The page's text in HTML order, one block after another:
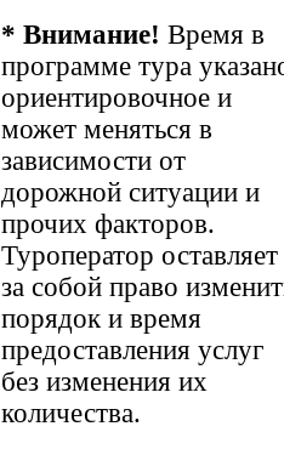
* Внимание! Время в
программе тура
ориентировочное и
может меняться в
зависимости от
дорожной ситуации и
прочих факторов.
Туроператор оставляет
за собой право
порядок и время
предоставления услуг
без изменения их
количества.